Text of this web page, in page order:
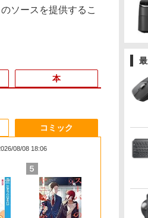
ソースを提供するこ
円
ート
【★最大100%ポイン
ト】Lenovo ThinkPad
良品 フルHD
チ Lenovo
定P15倍+最大10%OFFクーポ
3年保証】MouseComputer
【クーポン
タッチパネ
元！】
24イ
IOデータ 3辺フレー
ムレス＆広視野角ADS
BenQ 27型
プレイ アイ
本
無
で音が
【特典】GIANNA
HOMMES ISSUE05
角川まんが
ズ 日本の
コミック
08/08 18:06